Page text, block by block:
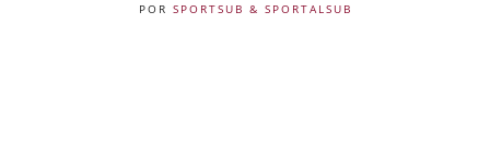
POR SPORTSUB & SPORTALSUB